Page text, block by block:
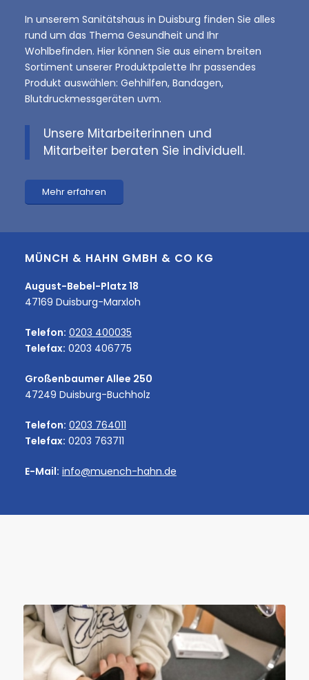
In unserem Sanitätshaus in Duisburg finden Sie alles
rund um das Thema Gesundheit und Ihr
Wohlbefinden. Hier können Sie aus einem breiten
Sortiment unserer Produktpalette Ihr passendes
Produkt auswählen: Gehhilfen, Bandagen,
Blutdruckmessgeräten uvm.
Unsere Mitarbeiterinnen und
Mitarbeiter beraten Sie individuell.
Mehr erfahren
MÜNCH & HAHN GMBH & CO KG
August-Bebel-Platz 18
47169 Duisburg-Marxloh
Telefon: 0203 400035
Telefax: 0203 406775
Großenbaumer Allee 250
47249 Duisburg-Buchholz
Telefon: 0203 764011
Telefax: 0203 763711
E-Mail: info@muench-hahn.de